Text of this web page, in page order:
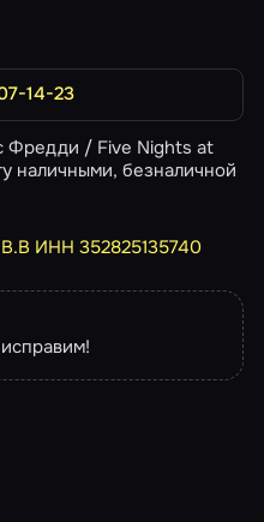
14-23
Фредди / Five Nights at
наличными, безналичной
ИНН 352825135740